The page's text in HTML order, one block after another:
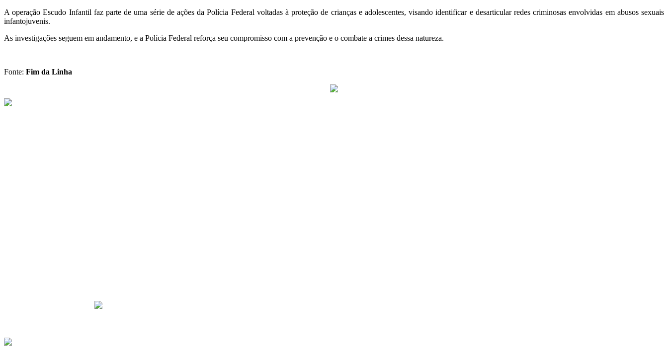
A operação Escudo Infantil faz parte de uma série de ações da Polícia Federal voltadas à proteção de crianças e adolescentes, visando identificar e desarticular redes criminosas envolvidas em abusos sexuais
infantojuvenis.
As investigações seguem em andamento, e a Polícia Federal reforça seu compromisso com a prevenção e o combate a crimes dessa natureza.
Fonte: Fim da Linha